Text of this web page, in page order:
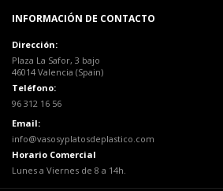
INFORMACIÓN DE CONTACTO
Dirección:
Plaza La Safor, 3 bajo
46014 Valencia (Spain)
Teléfono:
96 312 16 56
Email:
info@vasosyplatosdeplastico.com
Horario Comercial
Lunes a Viernes de 8 a 14h.